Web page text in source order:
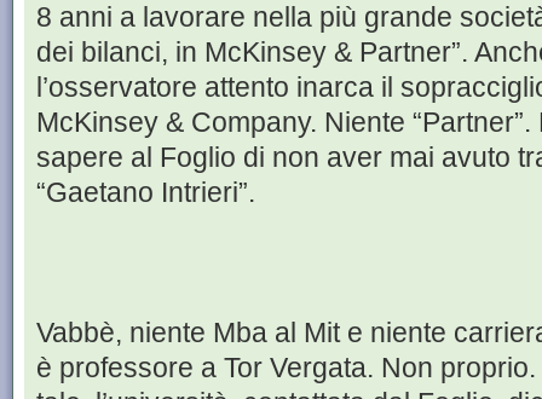
8 anni a lavorare nella più grande
dei bilanci, in McKinsey & Partner”.
l’osservatore attento inarca il
McKinsey & Company. Niente
sapere al Foglio di non aver mai avuto
“Gaetano Intrieri”.
Vabbè, niente Mba al Mit e niente
è professore a Tor Vergata. Non